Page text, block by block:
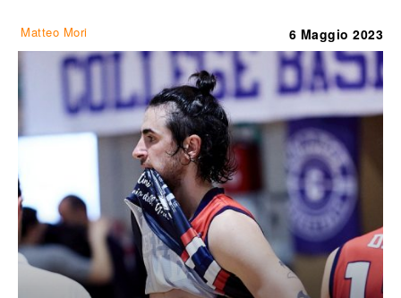
Matteo Mori 6 Maggio 2023